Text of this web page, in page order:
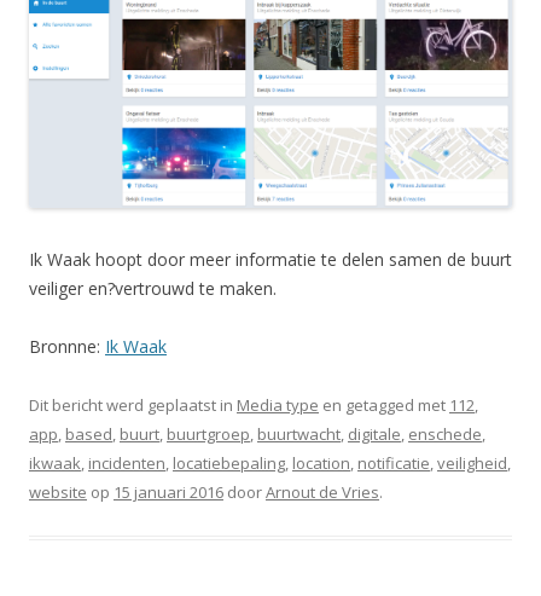
Ik Waak hoopt door meer informatie te delen samen de buurt
veiliger en?vertrouwd te maken.
Bronnne: Ik Waak
Dit bericht werd geplaatst in Media type en getagged met 112,
app, based, buurt, buurtgroep, buurtwacht, digitale, enschede,
ikwaak, incidenten, locatiebepaling, location, notificatie,veiligheid,
website op 15 januari 2016 doorArnout de Vries.